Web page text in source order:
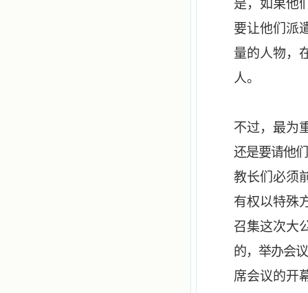
是，如果他
要让他们派
量的人物，
人。
不过，最为
还是要请他
教长们必须
有权以特殊
召集这次大
的，举办会
席会议的开